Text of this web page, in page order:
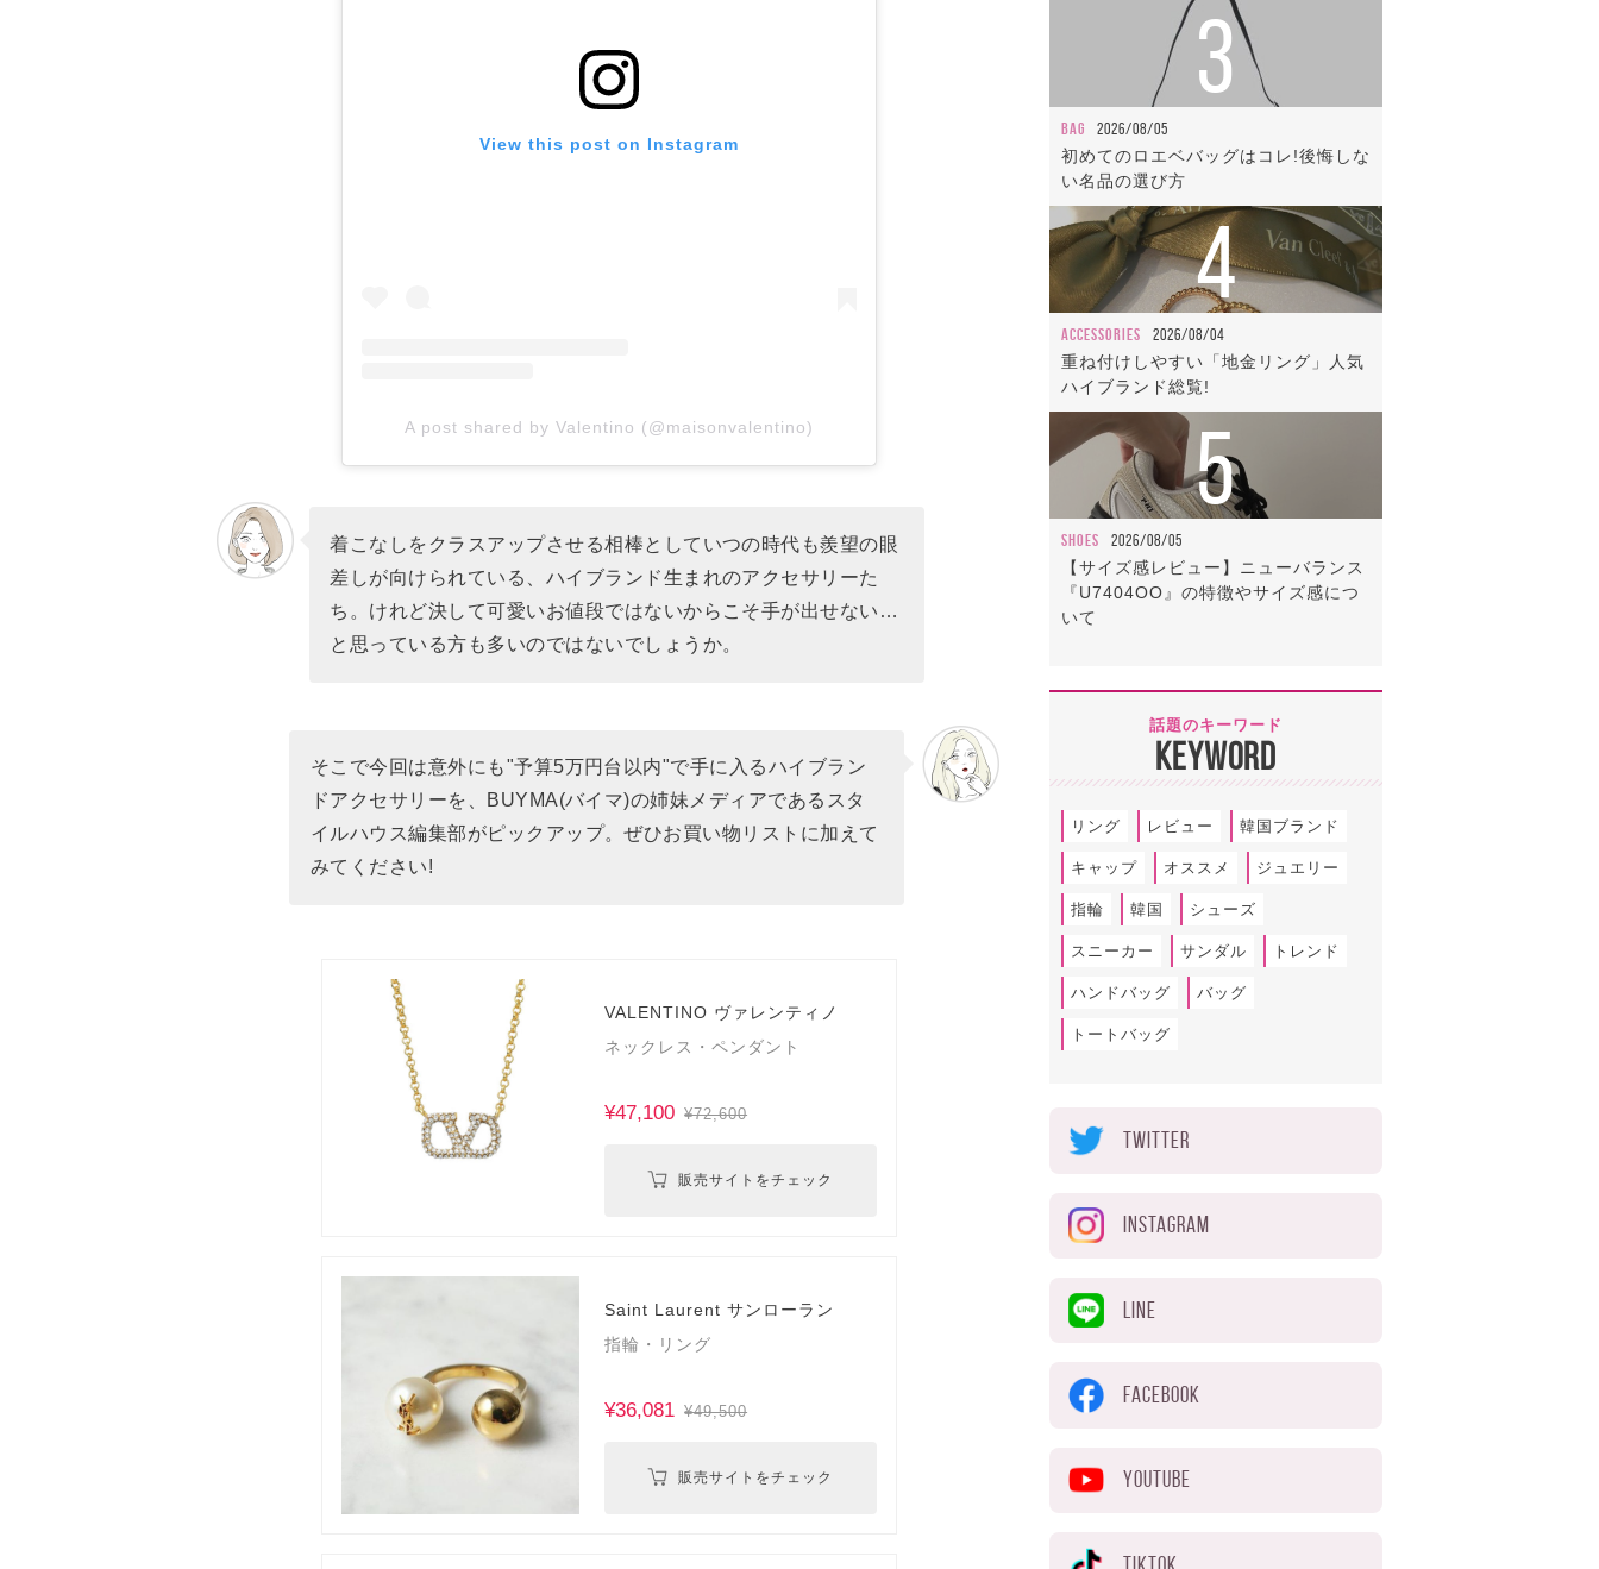
自分へのご褒美にハイクラスなアクセサリーを贈りたい!
View this post on Instagram
A post shared by Valentino (@maisonvalentino)
着こなしをクラスアップさせる相棒としていつの時代も羨望の眼
差しが向けられている、ハイブランド生まれのアクセサリーた
ち。けれど決して可愛いお値段ではないからこそ手が出せない…
と思っている方も多いのではないでしょうか。
そこで今回は意外にも"予算5万円台以内"で手に入るハイブラン
ドアクセサリーを、BUYMA(バイマ)の姉妹メディアであるスタ
イルハウス編集部がピックアップ。ぜひお買い物リストに加えて
みてください!
VALENTINO ヴァレンティノ
ネックレス・ペンダント
¥47,100 ¥72,600
販売サイトをチェック
Saint Laurent サンローラン
指輪・リング
¥36,081 ¥49,500
販売サイトをチェック
3
BAG 2026/08/05
初めてのロエベバッグはコレ!後悔しな
い名品の選び方
4
ACCESSORIES 2026/08/04
重ね付けしやすい「地金リング」人気
ハイブランド総覧!
5
SHOES 2026/08/05
【サイズ感レビュー】ニューバランス
『U7404OO』の特徴やサイズ感につ
いて
話題のキーワード
KEYWORD
リング レビュー 韓国ブランド
キャップ オススメ ジュエリー
指輪 韓国 シューズ
スニーカー サンダル トレンド
ハンドバッグ バッグ
トートバッグ
TWITTER
INSTAGRAM
LINE
FACEBOOK
YOUTUBE